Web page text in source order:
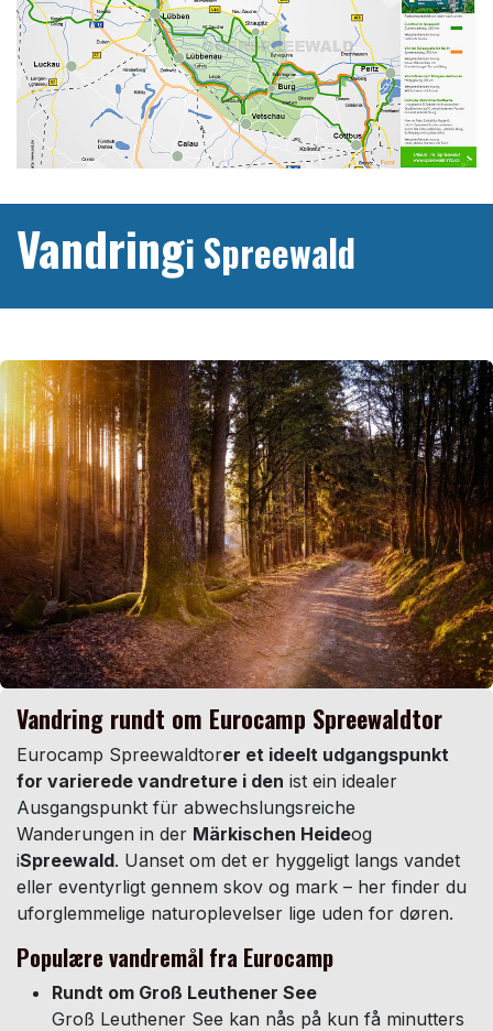
Vandringi Spreewald
Vandring rundt om Eurocamp Spreewaldtor
Eurocamp Spreewaldtorer et ideelt udgangspunkt
for varierede vandreture i den ist ein idealer
Ausgangspunkt für abwechslungsreiche
Wanderungen in der Märkischen Heideog
iSpreewald. Uanset om det er hyggeligt langs vandet
eller eventyrligt gennem skov og mark – her finder du
uforglemmelige naturoplevelser lige uden for døren.
Populære vandremål fra Eurocamp
Rundt om Groß Leuthener See
Groß Leuthener See kan nås på kun få minutters